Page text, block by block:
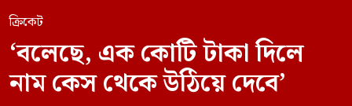
ক্রিকেট
‘বলেছে, এক কোটি টাকা দিলে
নাম কেস থেকে উঠিয়ে দেবে’